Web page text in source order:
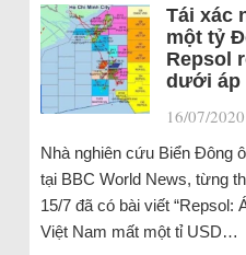
Tái xác
một tỷ
Repsol
dưới áp
16/07/2020
Nhà nghiên cứu Biển Đông
tại BBC World News, từng
15/7 đã có bài viết “Repsol:
Việt Nam mất một tỉ USD…